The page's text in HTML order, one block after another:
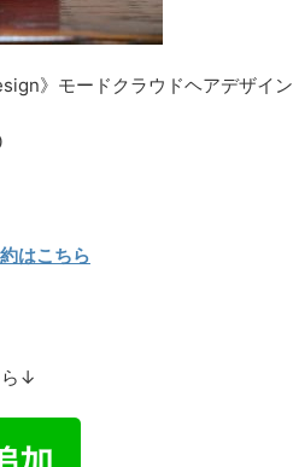
》モードクラウドヘアデザイン
はこちら
ら↓